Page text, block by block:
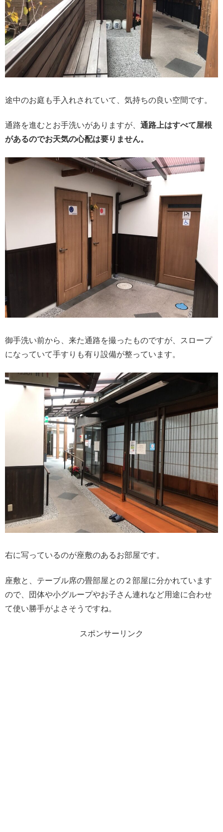
途中のお庭も手入れされていて、気持ちの良い空間です。
通路を進むとお手洗いがありますが、 通路上はすべて屋根
があるのでお天気の心配は要りません。
御手洗い前から、来た通路を撮ったものですが、スロープ
になっていて手すりも有り設備が整っています。
右に写っているのが座敷のあるお部屋です。
座敷と、テーブル席の畳部屋との２部屋に分かれています
ので、団体や小グループやお子さん連れなど用途に合わせ
て使い勝手がよさそうですね。
スポンサーリンク